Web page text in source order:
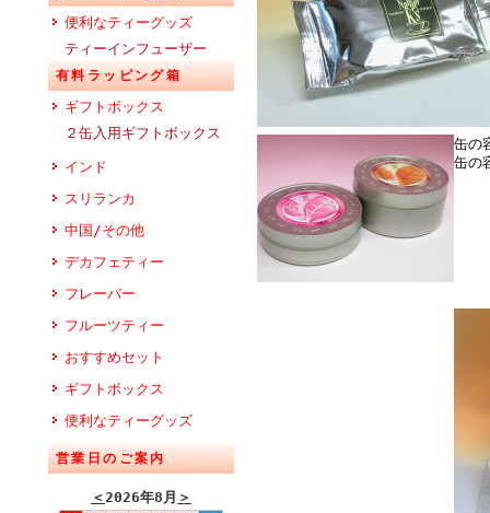
便利なティーグッズ
ティーインフューザー
有料ラッピング箱
ギフトボックス
２缶入用ギフトボックス
インド
スリランカ
中国/その他
デカフェティー
フレーバー
フルーツティー
おすすめセット
ギフトボックス
便利なティーグッズ
営業日のご案内
＜2026年8月 ＞
缶の
缶の